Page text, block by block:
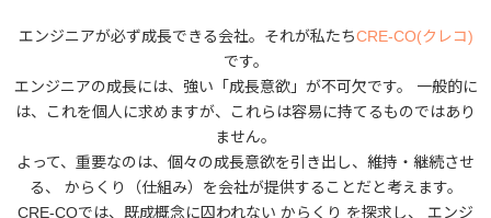
エンジニアが必ず成長できる会社。それが私たちCRE-CO(クレコ)
です。
エンジニアの成長には、強い「成長意欲」が不可欠です。
一般的に
は、これを個人に求めますが、これらは容易に持てるものではあり
ません。
よって、重要なのは、個々の成長意欲を引き出し、維持・継続させ
る、
からくり（仕組み）を会社が提供することだと考えます。
CRE-COでは、既成概念に囚われない からくり を探求し、
エンジ